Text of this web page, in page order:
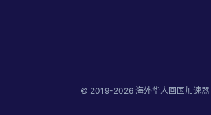
© 2019-2026 海外华人回国加速器